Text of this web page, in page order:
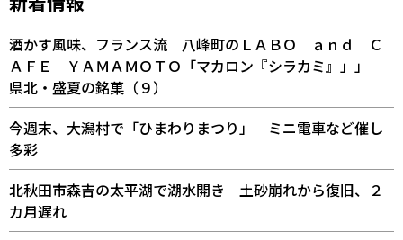
酒かす風味、フランス流 八峰町のＬＡＢＯ ａｎｄ Ｃ
ＡＦＥ ＹＡＭＡＭＯＴＯ「マカロン『シラカミ』」」
県北・盛夏の銘菓（９）
今週末、大潟村で「ひまわりまつり」 ミニ電車など催し
多彩
北秋田市森吉の太平湖で湖水開き 土砂崩れから復旧、２
カ月遅れ